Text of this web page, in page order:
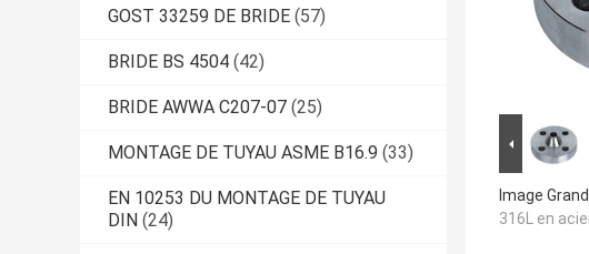
GOST 33259 DE BRIDE (57)
BRIDE BS 4504 (42)
BRIDE AWWA C207-07 (25)
MONTAGE DE TUYAU ASME B16.9 (33)
EN 10253 DU MONTAGE DE TUYAU
DIN (24)
Image
316L en